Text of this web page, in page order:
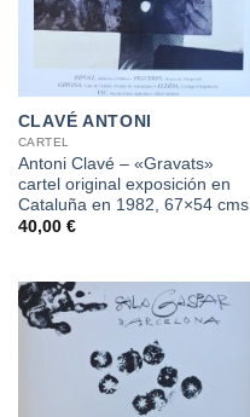
CLAVÉ ANTONI
CARTEL
Antoni Clavé – «Gravats»
cartel original exposición en
Cataluña en 1982, 67×54 cms.
40,00 €